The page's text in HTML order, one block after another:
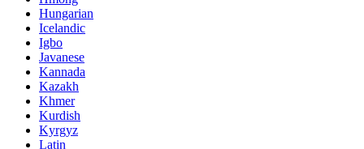
Hungarian
Icelandic
Igbo
Javanese
Kannada
Kazakh
Khmer
Kurdish
Kyrgyz
Latin